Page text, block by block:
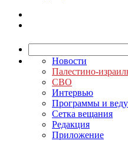
Новости
Палестино-
СВО
Интервью
Программы и
Сетка вещания
Редакция
Приложение